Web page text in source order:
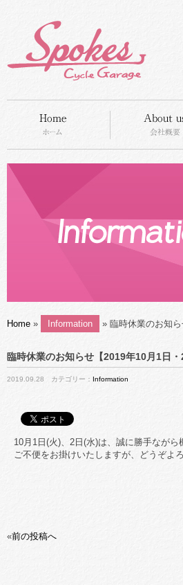
Home » Information » 臨時休業のお知ら
臨時休業のお知らせ【2019年10月1日・
2019.09.28 カテゴリー： Information
10月1日(火)、2日(水)は、誠に勝手なが
ご不便をお掛けいたしますが、どうぞよ
«前の投稿へ